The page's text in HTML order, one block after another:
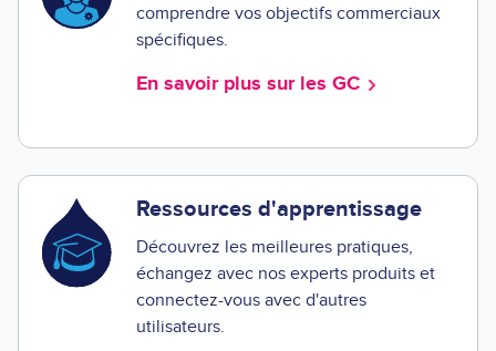
comprendre vos objectifs commerciaux
spécifiques.
En savoir plus sur les GC
Ressources d'apprentissage
Découvrez les meilleures pratiques,
échangez avec nos experts produits et
connectez-vous avec d'autres
utilisateurs.